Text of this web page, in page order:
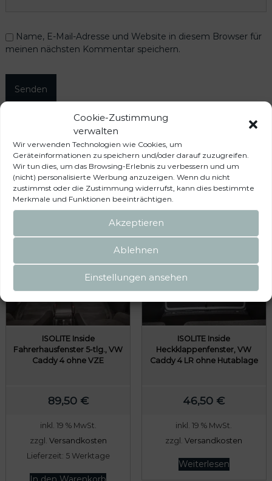
Cookie-Zustimmung
verwalten
Wir verwenden Technologien wie Cookies, um
Geräteinformationen zu speichern und/oder darauf zuzugreifen.
Wir tun dies, um das Browsing-Erlebnis zu verbessern und um
(nicht) personalisierte Werbung anzuzeigen. Wenn du nicht
zustimmst oder die Zustimmung widerrufst, kann dies bestimmte
Merkmale und Funktionen beeinträchtigen.
Akzeptieren
Ablehnen
Einstellungen ansehen
Name, E-Mail-Adresse und Website in diesem Browser für
meinen nächsten Kommentar speichern.
Das könnte dir auch
gefallen …
ISOLITE Inside
Fahrerhausfenster 5-tlg., VW
Caddy 4 ohne VZE
89,50 €
inkl. 19 % MwSt.
zzgl. Versandkosten
Lieferzeit: 5 Werktage
ISOLITE Inside
Heckklappenfenster, VW
Caddy 4 LR ohne Hutablage
46,50 €
inkl. 19 % MwSt.
zzgl.Versandkosten
Weiterlesen